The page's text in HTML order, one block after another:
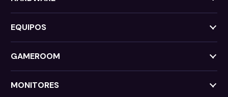
EQUIPOS
GAMEROOM
MONITORES